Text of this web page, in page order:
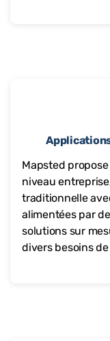
Mapsted
niveau
traditionnelle
alimentées par
solutions sur
divers besoins